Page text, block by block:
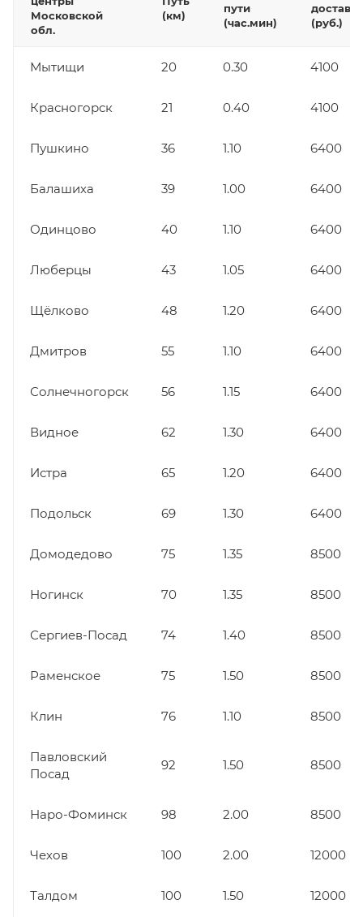
Московской
обл.
(км)
пути
(час.мин)
(руб.)
Мытищи 20 0.30 4100
Красногорск 21 0.40 4100
Пушкино 36 1.10 6400
Балашиха 39 1.00 6400
Одинцово 40 1.10 6400
Люберцы 43 1.05 6400
Щёлково 48 1.20 6400
Дмитров 55 1.10 6400
Солнечногорск 56 1.15 6400
Видное 62 1.30 6400
Истра 65 1.20 6400
Подольск 69 1.30 6400
Домодедово 75 1.35 8500
Ногинск 70 1.35 8500
Сергиев-Посад 74 1.40 8500
Раменское 75 1.50 8500
Клин 76 1.10 8500
Павловский
Посад
92 1.50 8500
Наро-Фоминск 98 2.00 8500
Чехов 100 2.00 12000
Талдом 100 1.50 12000